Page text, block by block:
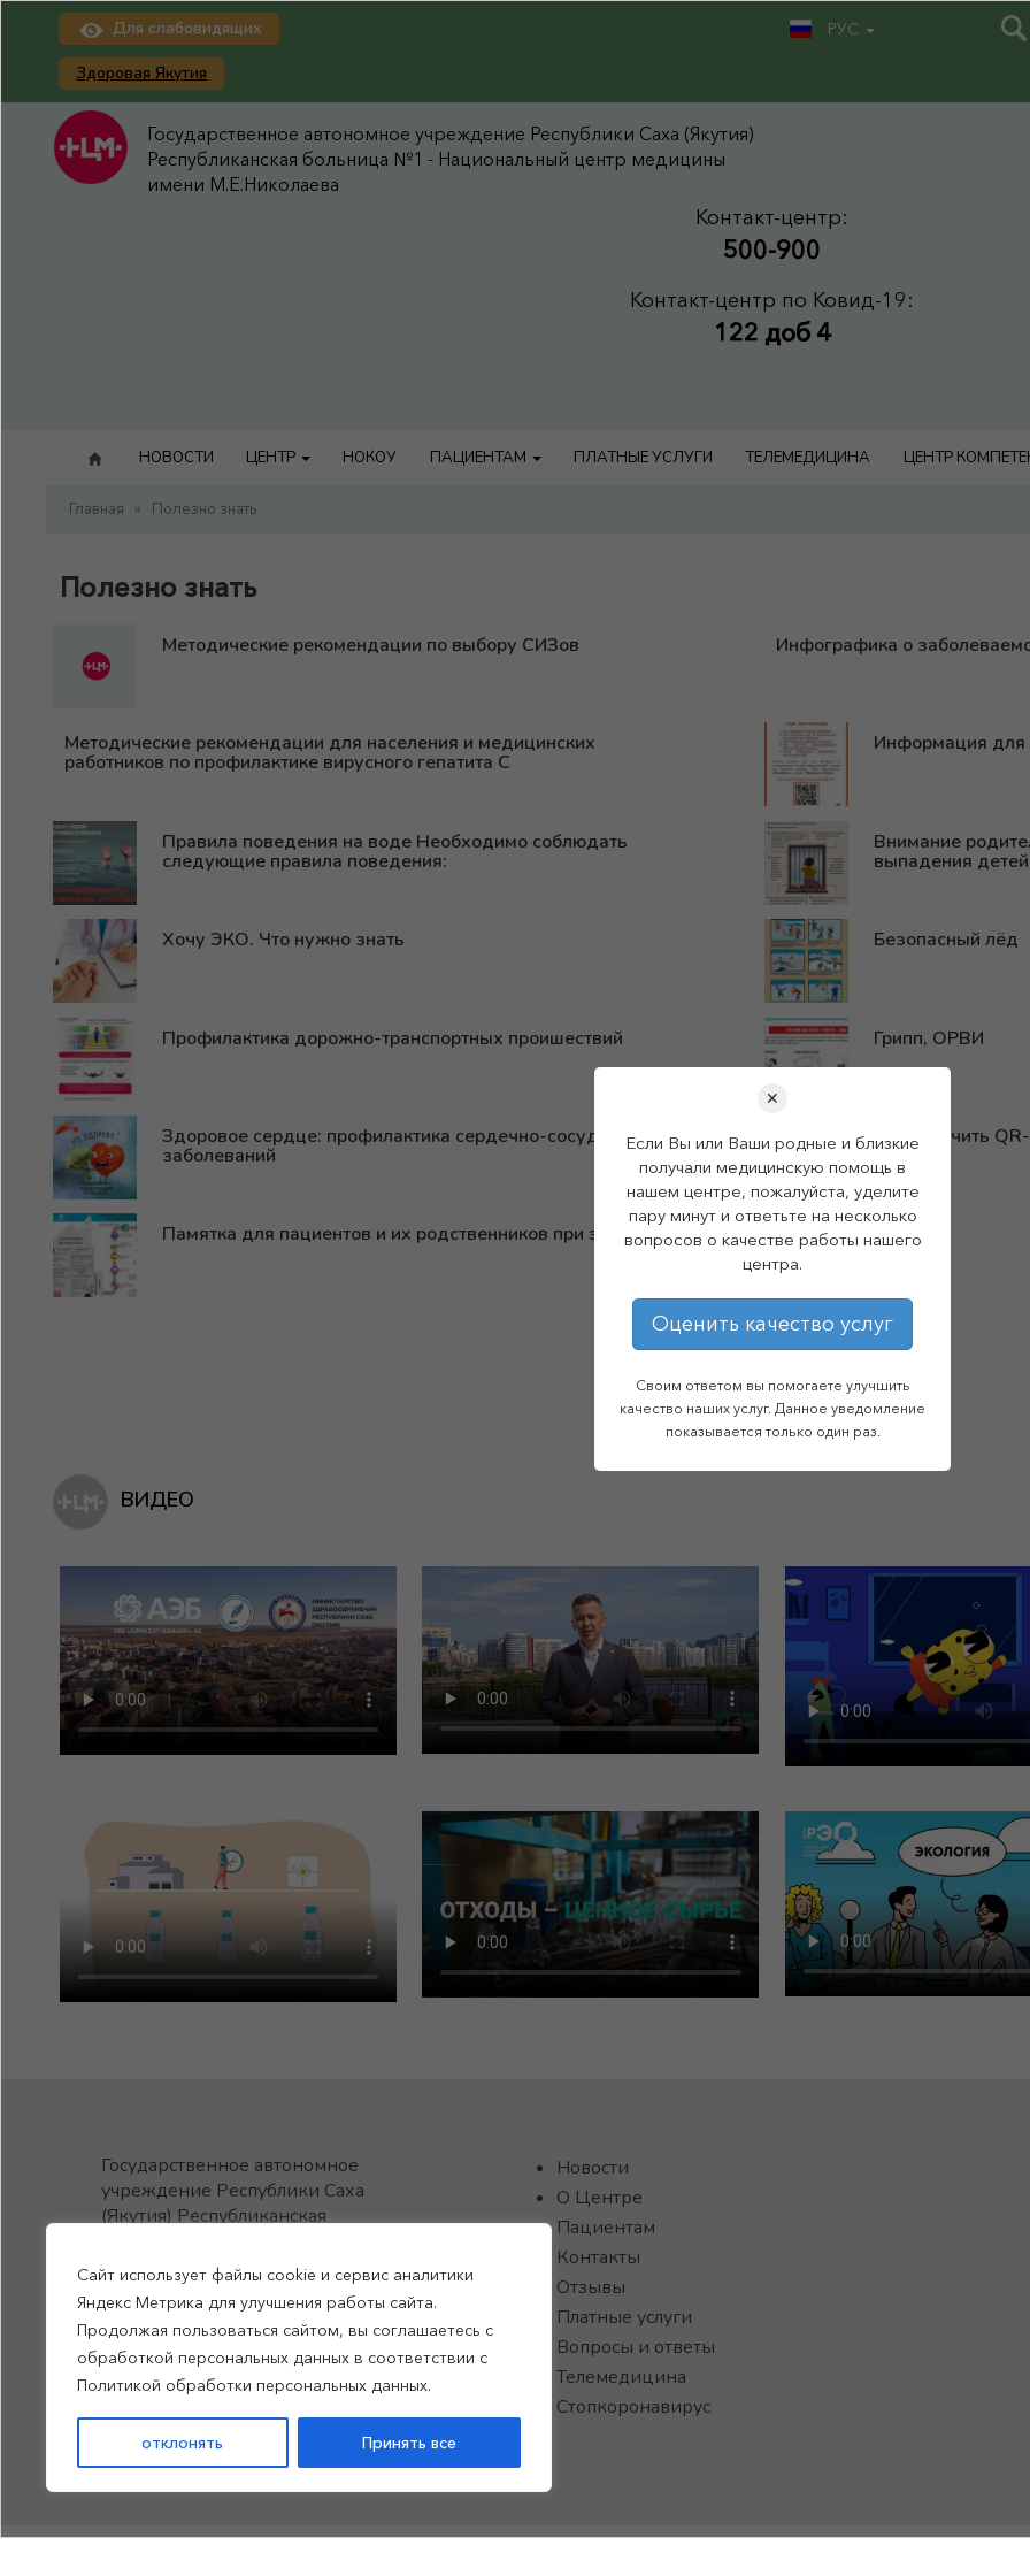
Сайт использует файлы cookie и сервис аналитики
Яндекс Метрика для улучшения работы сайта.
Продолжая пользоваться сайтом, вы соглашаетесь с
обработкой персональных данных в соответствии с
Политикой обработки персональных данных.
отклонять Принять все
Для слабовидящих
Здоровая Якутия
РУС
Государственное автономное учреждение Республики Саха (Якутия)
Республиканская больница №1 - Национальный центр медицины
имени М.Е.Николаева
Контакт-центр:
500-900
Контакт-центр по Ковид-19:
122 доб 4
НОВОСТИ ЦЕНТР НОКОУ ПАЦИЕНТАМ ПЛАТНЫЕ УСЛУГИ ТЕЛЕМЕДИЦИНА ЦЕНТР
Главная » Полезно знать
Полезно знать
Методические рекомендации по выбору СИЗов Инфографика о
Методические рекомендации для населения и медицинских
работников по профилактике вирусного гепатита С
Информация
Правила поведения на воде Необходимо соблюдать
следующие правила поведения:
Внимание
выпадения
Хочу ЭКО. Что нужно знать Безопасный лёд
Профилактика дорожно-транспортных проишествий Грипп, ОРВИ
Здоровое сердце: профилактика сердечно-сосудистых
заболеваний
Как получить
Памятка для пациентов и их родственников при эпилепсии
ВИДЕО
Государственное автономное
учреждение Республики Саха
(Якутия) Республиканская
центр медицины
им.М.Е.Николаева
Все права защищены, 2026
Политика обработки
персональных данных
Новости
О Центре
Пациентам
Контакты
Отзывы
Платные услуги
Вопросы и ответы
Телемедицина
Стопкоронавирус
✕
Если Вы или Ваши родные и близкие
получали медицинскую помощь в
нашем центре, пожалуйста, уделите
пару минут и ответьте на несколько
вопросов о качестве работы нашего
центра.
Оценить качество услуг
Своим ответом вы помогаете улучшить
качество наших услуг. Данное уведомление
показывается только один раз.